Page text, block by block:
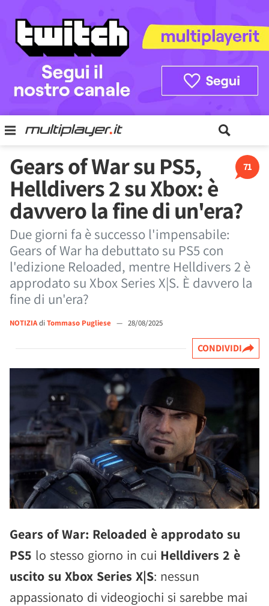
71
Gears of War su PS5,
Helldivers 2 su Xbox: è
davvero la fine di un'era?
Due giorni fa è successo l'impensabile:
Gears of War ha debuttato su PS5 con
l'edizione Reloaded, mentre Helldivers 2 è
approdato su Xbox Series X|S. È davvero la
fine di un'era?
NOTIZIAdi Tommaso Pugliese — 28/08/2025
CONDIVIDI
Gears of War: Reloaded è approdato su
PS5 lo stesso giorno in cui Helldivers 2 è
uscito su Xbox Series X|S: nessun
appassionato di videogiochi si sarebbe mai